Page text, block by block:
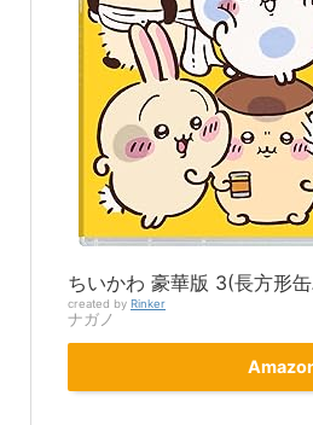
ちいかわ 豪華版 3(長方形
created by Rinker
ナガノ